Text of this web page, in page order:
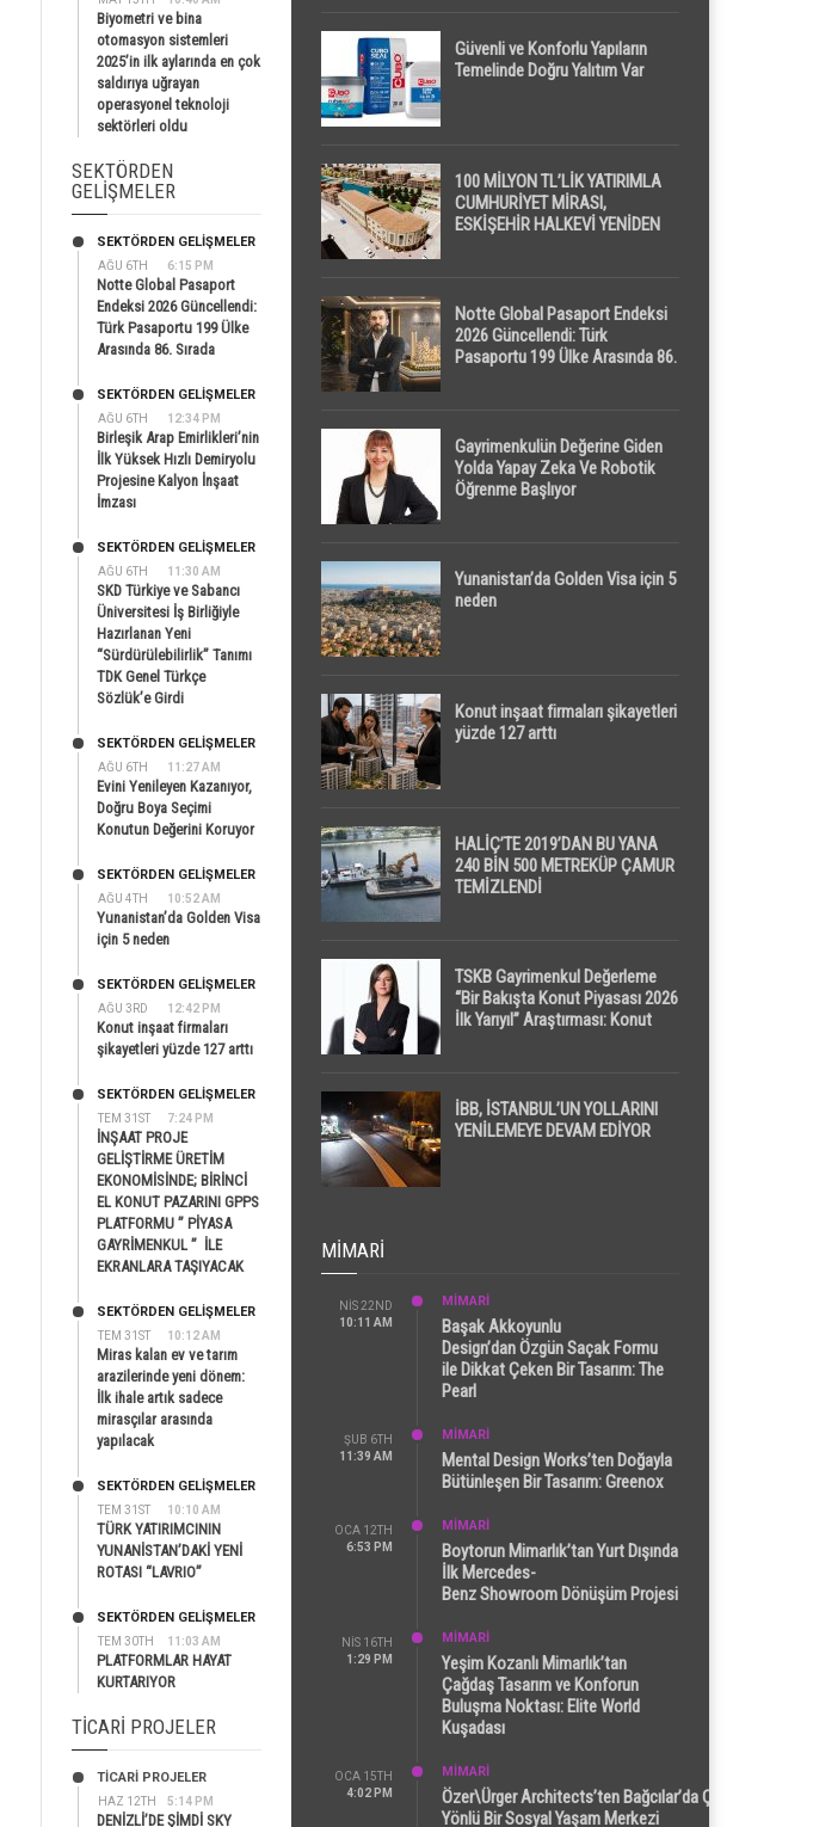
Biyometri ve bina
otomasyon sistemleri
2025’in ilk aylarında en çok
saldırıya uğrayan
operasyonel teknoloji
sektörleri oldu
SEKTÖRDEN
GELIŞMELER
AĞU 6TH 6:15 PM
SEKTÖRDEN GELIŞMELER
Notte Global Pasaport
Endeksi 2026 Güncellendi:
Türk Pasaportu 199 Ülke
Arasında 86. Sırada
AĞU 6TH 12:34 PM
SEKTÖRDEN GELIŞMELER
Birleşik Arap Emirlikleri’nin
İlk Yüksek Hızlı Demiryolu
Projesine Kalyon İnşaat
İmzası
AĞU 6TH 11:30 AM
SEKTÖRDEN GELIŞMELER
SKD Türkiye ve Sabancı
Üniversitesi İş Birliğiyle
Hazırlanan Yeni
“Sürdürülebilirlik” Tanımı
TDK Genel Türkçe
Sözlük’e Girdi
AĞU 6TH 11:27 AM
SEKTÖRDEN GELIŞMELER
Evini Yenileyen Kazanıyor,
Doğru Boya Seçimi
Konutun Değerini Koruyor
AĞU 4TH 10:52 AM
SEKTÖRDEN GELIŞMELER
Yunanistan’da Golden Visa
için 5 neden
AĞU 3RD 12:42 PM
SEKTÖRDEN GELIŞMELER
Konut inşaat firmaları
şikayetleri yüzde 127 arttı
TEM 31ST 7:24 PM
SEKTÖRDEN GELIŞMELER
İNŞAAT PROJE
GELİŞTİRME ÜRETİM
EKONOMİSİNDE; BİRİNCİ
EL KONUT PAZARINI GPPS
PLATFORMU ” PİYASA
GAYRİMENKUL ” İLE
EKRANLARA TAŞIYACAK
TEM 31ST 10:12 AM
SEKTÖRDEN GELIŞMELER
Miras kalan ev ve tarım
arazilerinde yeni dönem:
İlk ihale artık sadece
mirasçılar arasında
yapılacak
TEM 31ST 10:10 AM
SEKTÖRDEN GELIŞMELER
TÜRK YATIRIMCININ
YUNANİSTAN’DAKİ YENİ
ROTASI “LAVRIO”
TEM 30TH 11:03 AM
SEKTÖRDEN GELIŞMELER
PLATFORMLAR HAYAT
KURTARIYOR
TICARI PROJELER
HAZ 12TH 5:14 PM
TİCARİ PROJELER
DENİZLİ’DE ŞİMDİ SKY
Güvenli ve Konforlu Yapıların
Temelinde Doğru Yalıtım Var
100 MİLYON TL’LİK YATIRIMLA
CUMHURİYET MİRASI,
ESKİŞEHİR HALKEVİ YENİDEN
Notte Global Pasaport Endeksi
2026 Güncellendi: Türk
Pasaportu 199 Ülke Arasında 86.
Gayrimenkulün Değerine Giden
Yolda Yapay Zeka Ve Robotik
Öğrenme Başlıyor
Yunanistan’da Golden Visa için 5
neden
Konut inşaat firmaları şikayetleri
yüzde 127 arttı
HALİÇ’TE 2019’DAN BU YANA
240 BİN 500 METREKÜP ÇAMUR
TEMİZLENDİ
TSKB Gayrimenkul Değerleme
“Bir Bakışta Konut Piyasası 2026
İlk Yarıyıl” Araştırması: Konut
Dikkat Çekti
İBB, İSTANBUL’UN YOLLARINI
YENİLEMEYE DEVAM EDİYOR
MIMARI
NIS 22ND
10:11 AM
MİMARİ
Başak Akkoyunlu
Design’dan Özgün Saçak Formu
ile Dikkat Çeken Bir Tasarım: The
Pearl
ŞUB 6TH
11:39 AM
MİMARİ
Mental Design Works’ten Doğayla
Bütünleşen Bir Tasarım: Greenox
OCA 12TH
6:53 PM
MİMARİ
Boytorun Mimarlık’tan Yurt Dışında
İlk Mercedes-
Benz Showroom Dönüşüm Projesi
NIS 16TH
1:29 PM
MİMARİ
Yeşim Kozanlı Mimarlık’tan
Çağdaş Tasarım ve Konforun
Buluşma Noktası: Elite World
Kuşadası
OCA 15TH
4:02 PM
MİMARİ
Özer\Ürger Architects’ten Bağcılar’da Çok
Yönlü Bir Sosyal Yaşam Merkezi